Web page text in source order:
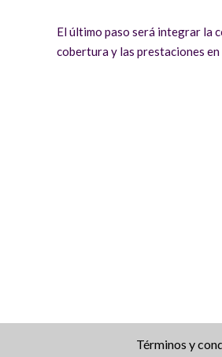
El último paso será integrar la
cobertura y las prestaciones
Términos y